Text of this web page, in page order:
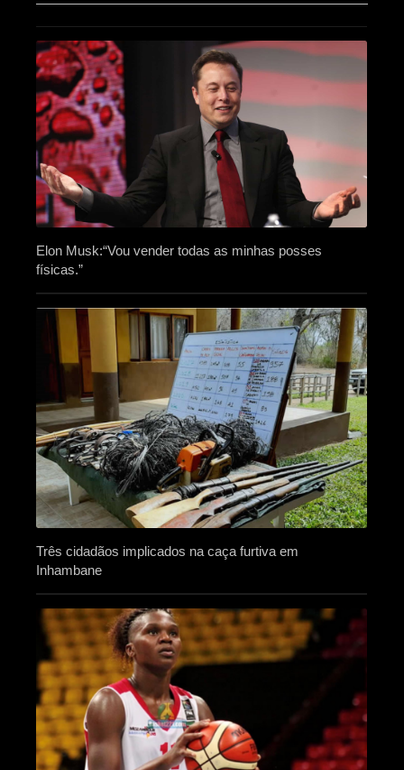
Elon Musk:“Vou vender todas as minhas posses
físicas.”
Três cidadãos implicados na caça furtiva em
Inhambane